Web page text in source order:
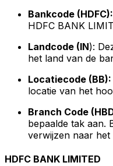
Bankcode (HDFC):
HDFC BANK
Landcode (IN):
het land van de
Locatiecode (BB):
locatie van het
Branch Code
bepaalde tak aan.
verwijzen naar
HDFC BANK LIMITED